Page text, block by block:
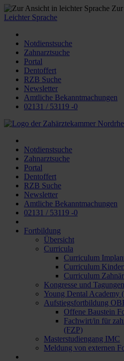
Leichter Sprache
Notdienstsuche
Zahnarztsuche
Portal
Dentoffert
RZB Suche
Newsletter
Amtliche Bekanntmachungen
02131 / 53119 -0
Notdienstsuche
Zahnarztsuche
Portal
Dentoffert
RZB Suche
Newsletter
Amtliche Bekanntmachungen
02131 / 53119 -0
Fortbildung
Übersicht
Curricula
Curriculum
Curriculum
Curriculum
Kongresse und Tagungen
Young Dental Academy
Aufstiegsfortbildung
Offene Baustein
Fachwirt/in für
(FZP)
Masterstudiengang IMC
Meldung von externen